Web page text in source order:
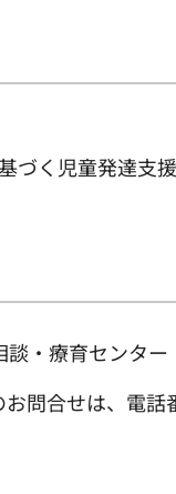
づく児童発達支
・療育センタ
お問合せは、電話